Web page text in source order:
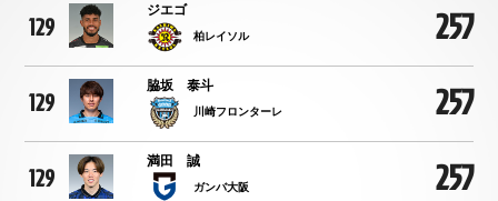
129
ジエゴ
柏レイソル 257
129
脇坂 泰斗
川崎フロンターレ 257
129
満田 誠
ガンバ大阪 257